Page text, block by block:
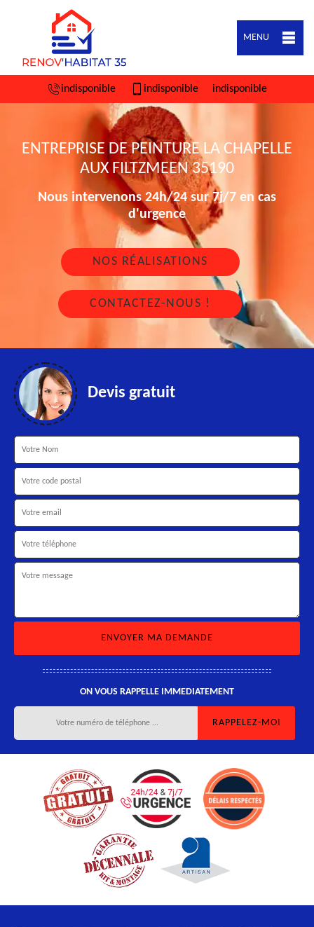
MENU
indisponible indisponible indisponible
ENTREPRISE DE PEINTURE LA CHAPELLE
AUX FILTZMEEN 35190
Nous intervenons 24h/24 sur 7j/7 en cas
d'urgence
NOS RÉALISATIONS
CONTACTEZ-NOUS !
Devis gratuit
ON VOUS RAPPELLE IMMEDIATEMENT